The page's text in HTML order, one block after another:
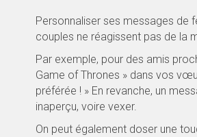
Personnaliser ses messages de
couples ne réagissent pas de la
Par exemple, pour des amis
Game of Thrones » dans vos
préférée ! » En revanche, un
inaperçu, voire vexer.
On peut également doser une